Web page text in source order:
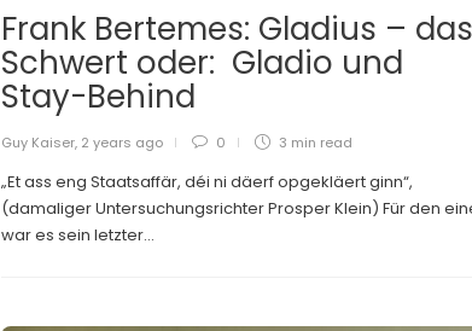
Frank Bertemes: Gladius – das
Schwert oder: Gladio und
Stay-Behind
Guy Kaiser, 2 years ago 0 3 min read
„Et ass eng Staatsaffär, déi ni däerf opgekläert ginn“,
(damaliger Untersuchungsrichter Prosper Klein) Für den
war es sein letzter...